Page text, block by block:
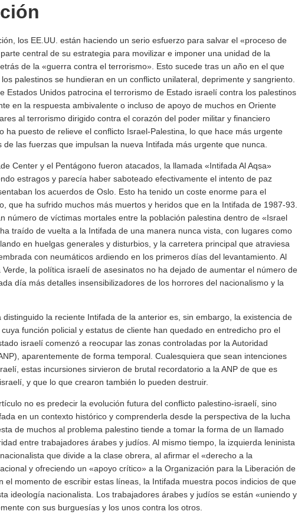
los EE.UU. están haciendo un serio esfuerzo para salvar el «proceso de
central de su estrategia para movilizar e imponer una unidad de la
de la «guerra contra el terrorismo». Esto sucede tras un año en el que
palestinos se hundieran en un conflicto unilateral, deprimente y sangriento.
Estados Unidos patrocina el terrorismo de Estado israelí contra los palestinos
en la respuesta ambivalente o incluso de apoyo de muchos en Oriente
al terrorismo dirigido contra el corazón del poder militar y financiero
ha puesto de relieve el conflicto Israel-Palestina, lo que hace más urgente
de las fuerzas que impulsan la nueva Intifada más urgente que nunca.
Center y el Pentágono fueron atacados, la llamada «Intifada Al Aqsa»
estragos y parecía haber saboteado efectivamente el intento de paz
los acuerdos de Oslo. Esto ha tenido un coste enorme para el
que ha sufrido muchos más muertos y heridos que en la Intifada de 1987-93.
número de víctimas mortales entre la población palestina dentro de «Israel
traído de vuelta a la Intifada de una manera nunca vista, con lugares como
en huelgas generales y disturbios, y la carretera principal que atraviesa
con neumáticos ardiendo en los primeros días del levantamiento. Al
la política israelí de asesinatos no ha dejado de aumentar el número de
día más detalles insensibilizadores de los horrores del nacionalismo y la
distinguido la reciente Intifada de la anterior es, sin embargo, la existencia de
función policial y estatus de cliente han quedado en entredicho pro el
israelí comenzó a reocupar las zonas controladas por la Autoridad
aparentemente de forma temporal. Cualesquiera que sean intenciones
estas incursiones sirvieron de brutal recordatorio a la ANP de que es
y que lo que crearon también lo pueden destruir.
no es predecir la evolución futura del conflicto palestino-israelí, sino
en un contexto histórico y comprenderla desde la perspectiva de la lucha
de muchos al problema palestino tiende a tomar la forma de un llamado
entre trabajadores árabes y judíos. Al mismo tiempo, la izquierda leninista
que divide a la clase obrera, al afirmar el «derecho a la
y ofreciendo un «apoyo crítico» a la Organización para la Liberación de
el momento de escribir estas líneas, la Intifada muestra pocos indicios de que
ideología nacionalista. Los trabajadores árabes y judíos se están «uniendo y
con sus burguesías y los unos contra los otros.